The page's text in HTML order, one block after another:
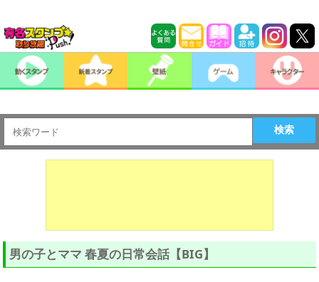
検索
男の子とママ 春夏の日常会話【BIG】